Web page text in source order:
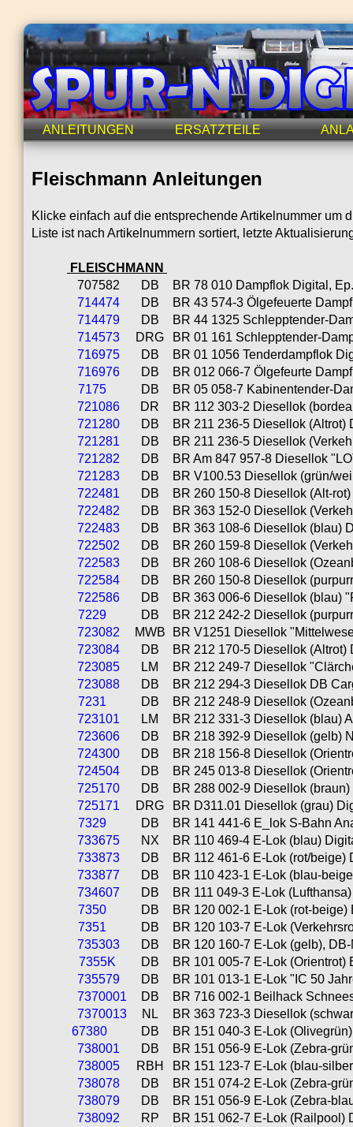
ANLEITUNGEN ERSATZTEILE
Fleischmann Anleitungen
Klicke einfach auf die entsprechende Artikelnummer um
Liste ist nach Artikelnummern sortiert, letzte
FLEISCHMANN
707582
DB
BR 78 010 Dampflok Digital,
714474
DB
BR 43 574-3 Ölgefeuerte
714479
DB
BR 44 1325 Schlepptender-
714573
DRG
BR 01 161 Schlepptender-
716975
DB
BR 01 1056 Tenderdampflok
716976
DB
BR 012 066-7 Ölgefeurte
7175
DB
BR 05 058-7 Kabinentender-
721086
DR
BR 112 303-2 Diesellok
721280
DB
BR 211 236-5 Diesellok (Altrot)
721281
DB
BR 211 236-5 Diesellok
721282
DB
BR Am 847 957-8 Diesellok
721283
DB
BR V100.53 Diesellok (grün/
722481
DB
BR 260 150-8 Diesellok (Alt-
722482
DB
BR 363 152-0 Diesellok
722483
DB
BR 363 108-6 Diesellok (blau)
722502
DB
BR 260 159-8 Diesellok
722583
DB
BR 260 108-6 Diesellok
722584
DB
BR 260 150-8 Diesellok
722586
DB
BR 363 006-6 Diesellok (blau)
7229
DB
BR 212 242-2 Diesellok
723082
MWB
BR V1251 Diesellok
723084
DB
BR 212 170-5 Diesellok (Altrot)
723085
LM
BR 212 249-7 Diesellok
723088
DB
BR 212 294-3 Diesellok DB
7231
DB
BR 212 248-9 Diesellok
723101
LM
BR 212 331-3 Diesellok (blau)
723606
DB
BR 218 392-9 Diesellok (gelb)
724300
DB
BR 218 156-8 Diesellok
724504
DB
BR 245 013-8 Diesellok
725170
DB
BR 288 002-9 Diesellok
725171
DRG
BR D311.01 Diesellok (grau)
7329
DB
BR 141 441-6 E_lok S-Bahn
733675
NX
BR 110 469-4 E-Lok (blau)
733873
DB
BR 112 461-6 E-Lok (rot/
733877
DB
BR 110 423-1 E-Lok (blau-
734607
DB
BR 111 049-3 E-Lok
7350
DB
BR 120 002-1 E-Lok (rot-beige)
7351
DB
BR 120 103-7 E-Lok
735303
DB
BR 120 160-7 E-Lok (gelb),
7355K
DB
BR 101 005-7 E-Lok (Orientrot)
735579
DB
BR 101 013-1 E-Lok "IC 50
7370001
DB
BR 716 002-1 Beilhack
7370013
NL
BR 363 723-3 Diesellok
67380
DB
BR 151 040-3 E-Lok
738001
DB
BR 151 056-9 E-Lok (Zebra-
738005
RBH
BR 151 123-7 E-Lok (blau-
738078
DB
BR 151 074-2 E-Lok (Zebra-
738079
DB
BR 151 056-9 E-Lok (Zebra-
738092
RP
BR 151 062-7 E-Lok (Railpool)